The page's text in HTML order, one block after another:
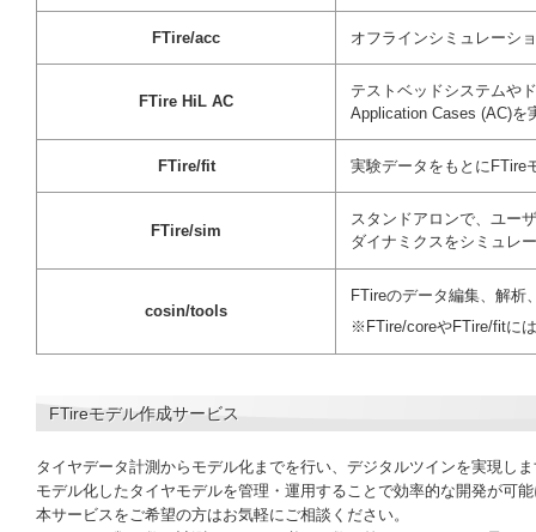
FTire/acc オフラインシミュレーシ
FTire HiL AC
テストベッドシステムや
Application Cases (AC)を
FTire/fit 実験データをもとにFTire
FTire/sim
スタンドアロンで、ユー
ダイナミクスをシミュレ
cosin/tools
FTireのデータ編集、解析
※FTire/coreやFTire/fitに
FTireモデル作成サービス
タイヤデータ計測からモデル化までを行い、デジタルツインを実現し
モデル化したタイヤモデルを管理・運用することで効率的な開発が可
本サービスをご希望の方はお気軽にご相談ください。